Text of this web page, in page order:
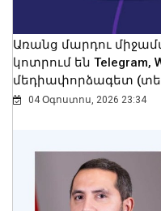
09 Օգոստոս, 2026 16:23
Առանց մարդու
կոտրում են Telegram,
մեդիափորձագետ
04 Օգոստոս, 2026 23:34